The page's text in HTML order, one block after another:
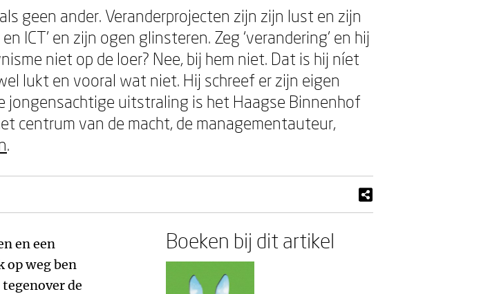
geen ander. Veranderprojecten zijn zijn lust en zijn
ICT’ en zijn ogen glinsteren. Zeg ‘verandering’ en hij
niet op de loer? Nee, bij hem niet. Dat is hij níet
lukt en vooral wat niet. Hij schreef er zijn eigen
jongensachtige uitstraling is het Haagse Binnenhof
centrum van de macht, de managementauteur,
.
en een
op weg ben
de
Boeken bij dit artikel